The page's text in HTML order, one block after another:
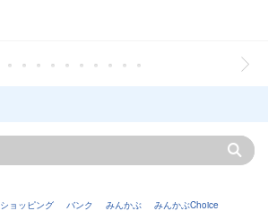
ショッピング バンク みんかぶ みんかぶChoice